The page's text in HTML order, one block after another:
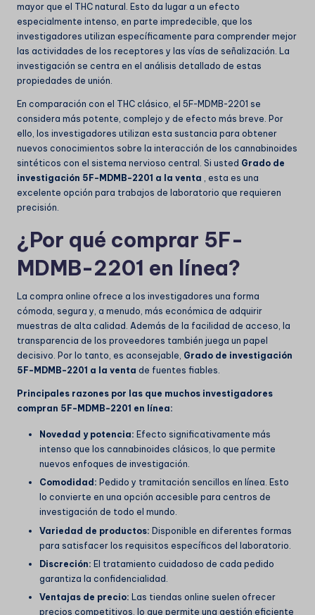
mayor que el THC natural. Esto da lugar a un efecto
especialmente intenso, en parte impredecible, que los
investigadores utilizan específicamente para comprender mejor
las actividades de los receptores y las vías de señalización. La
investigación se centra en el análisis detallado de estas
propiedades de unión.
En comparación con el THC clásico, el 5F-MDMB-2201 se
considera más potente, complejo y de efecto más breve. Por
ello, los investigadores utilizan esta sustancia para obtener
nuevos conocimientos sobre la interacción de los cannabinoides
sintéticos con el sistema nervioso central. Si usted Grado de
investigación 5F-MDMB-2201 a la venta , esta es una
excelente opción para trabajos de laboratorio que requieren
precisión.
¿Por qué comprar 5F-
MDMB-2201 en línea?
La compra online ofrece a los investigadores una forma
cómoda, segura y, a menudo, más económica de adquirir
muestras de alta calidad. Además de la facilidad de acceso, la
transparencia de los proveedores también juega un papel
decisivo. Por lo tanto, es aconsejable, Grado de investigación
5F-MDMB-2201 a la venta de fuentes fiables.
Principales razones por las que muchos investigadores
compran 5F-MDMB-2201 en línea:
Novedad y potencia: Efecto significativamente más
intenso que los cannabinoides clásicos, lo que permite
nuevos enfoques de investigación.
Comodidad: Pedido y tramitación sencillos en línea. Esto
lo convierte en una opción accesible para centros de
investigación de todo el mundo.
Variedad de productos: Disponible en diferentes formas
para satisfacer los requisitos específicos del laboratorio.
Discreción: El tratamiento cuidadoso de cada pedido
garantiza la confidencialidad.
Ventajas de precio: Las tiendas online suelen ofrecer
precios competitivos, lo que permite una gestión eficiente